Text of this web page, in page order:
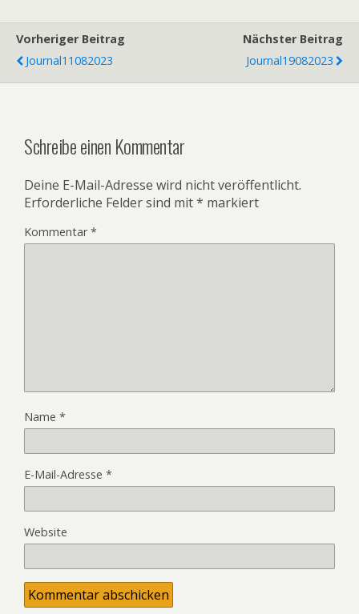
Vorheriger Beitrag
Journal11082023
Nächster Beitrag
Journal19082023
Schreibe einen Kommentar
Deine E-Mail-Adresse wird nicht veröffentlicht.
Erforderliche Felder sind mit* markiert
Kommentar*
Name *
E-Mail-Adresse *
Website